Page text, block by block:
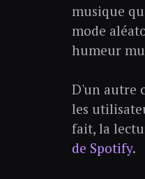
musique
mode
humeur
D'un autre
les
fait, la
de Spotify.